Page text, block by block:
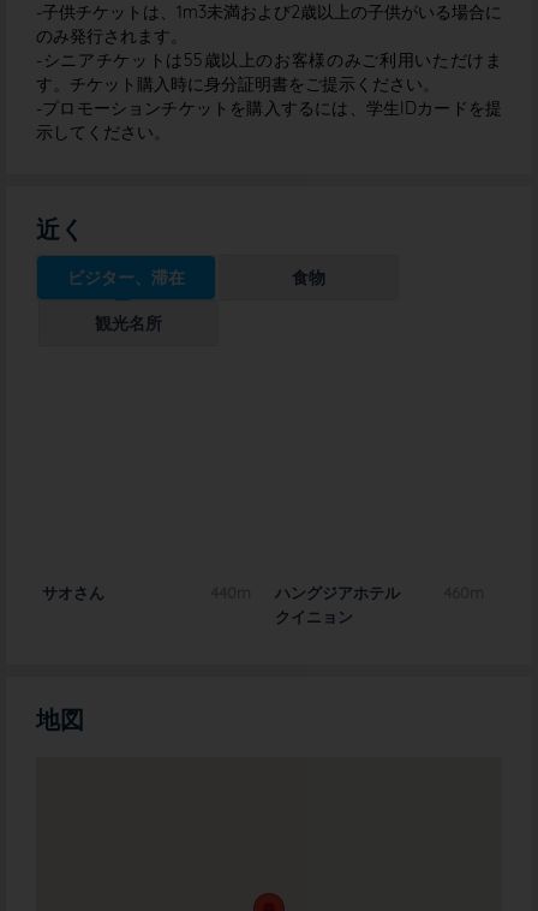
-子供チケットは、1m3未満および2歳以上の子供がいる場合に
のみ発行されます。
-シニアチケットは55歳以上のお客様のみご利用いただけま
す。チケット購入時に身分証明書をご提示ください。
-プロモーションチケットを購入するには、学生IDカードを提
示してください。
近く
ビジター、滞在 食物
観光名所
サオさん
ハングジアホテル
クイニョン
地図